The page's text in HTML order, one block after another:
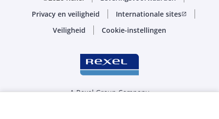
Privacy en veiligheid
Internationale sitesopen_in_new
Veiligheid Cookie-instellingen
A Rexel Group Company